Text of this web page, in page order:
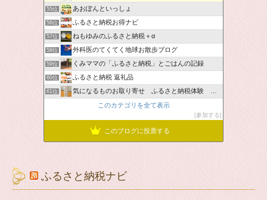
55位 あおぽんといっしょ
56位 ふるさと納税お得ナビ
57位 ねもゆみのふるさと納税＋α
58位 外科医のてくてく地球お散歩ブログ
59位 くみママの「ふるさと納税」とごはんの記録
60位 ふるさと納税 返礼品
61位
気になるものお取り寄せ ふるさと納税体験 ＆ お薦め情報
このカテゴリを全て表示
参加する
このブログに投票する
ふるさと納税ナビ